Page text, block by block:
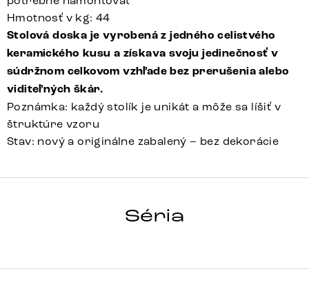
Hmotnosť v kg: 44
Stolová doska je vyrobená z jedného celistvého
keramického kusu a získava svoju jedinečnosť v
súdržnom celkovom vzhľade bez prerušenia alebo
viditeľných škár.
Poznámka: každý stolík je unikát a môže sa líšiť v
štruktúre vzoru
Stav: nový a originálne zabalený – bez dekorácie
Séria